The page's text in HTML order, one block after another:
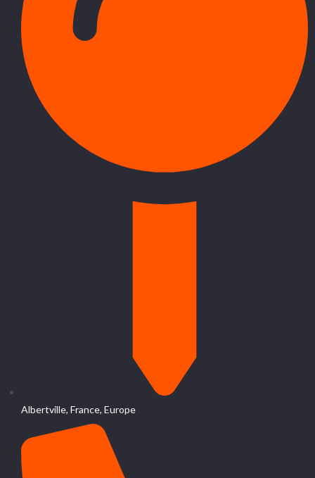
Albertville, France, Europe